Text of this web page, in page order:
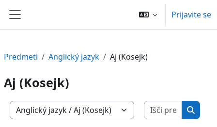
Stransko polje
Prijavite se
Predmeti Anglický jazyk Aj (Kosejk)
Aj (Kosejk)
Kategorije predmetov
Išči
Išči